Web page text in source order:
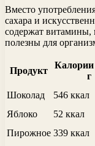
Вместо
сахара и
содержат
полезны для
Продукт
Калории
г
Шоколад 546 ккал
Яблоко
52 ккал
Пирожное 339 ккал